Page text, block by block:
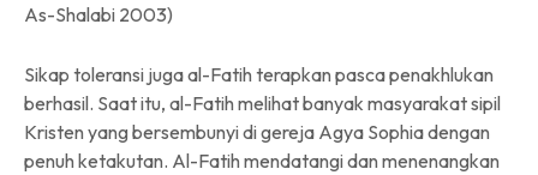
As-Shalabi 2003)
Sikap toleransi juga al-Fatih terapkan pasca penakhlukan
berhasil. Saat itu, al-Fatih melihat banyak masyarakat sipil
Kristen yang bersembunyi di gereja Agya Sophia dengan
penuh ketakutan. Al-Fatih mendatangi dan menenangkan